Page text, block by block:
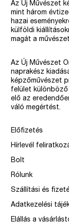
Az Új Művészet
mint három
hazai
külföldi
magát a
Az Új Művészet
naprakész
képzőművészet
felület különböző
elő az
váló megértést.
Előfizetés
Hírlevél
Bolt
Rólunk
Szállítási és
Adatkezelési
Elállás a